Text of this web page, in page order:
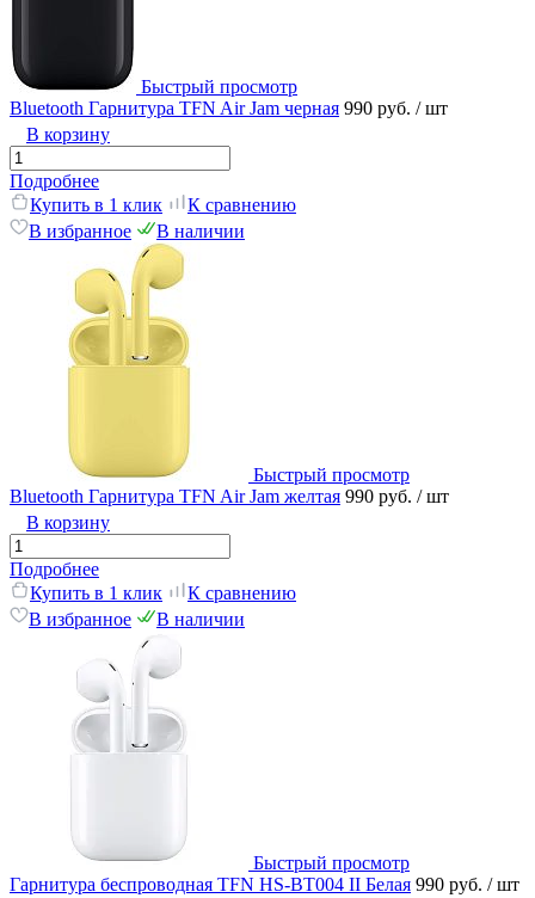
Быстрый просмотр
Bluetooth Гарнитура TFN Air Jam черная 990 руб. / шт
В корзину
Подробнее
Купить в 1 клик
К сравнению
В избранное
В наличии
Быстрый просмотр
Bluetooth Гарнитура TFN Air Jam желтая 990 руб. / шт
В корзину
Подробнее
Купить в 1 клик
К сравнению
В избранное
В наличии
Быстрый просмотр
Гарнитура беспроводная TFN HS-BT004 II Белая 990 руб. / шт